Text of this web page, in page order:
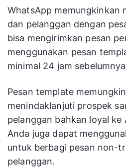
WhatsApp memungkinkan
dan pelanggan dengan
bisa mengirimkan pesan
menggunakan pesan
minimal 24 jam
Pesan template
menindaklanjuti prospek
pelanggan bahkan loyal ke
Anda juga dapat
untuk berbagi pesan non-
pelanggan.